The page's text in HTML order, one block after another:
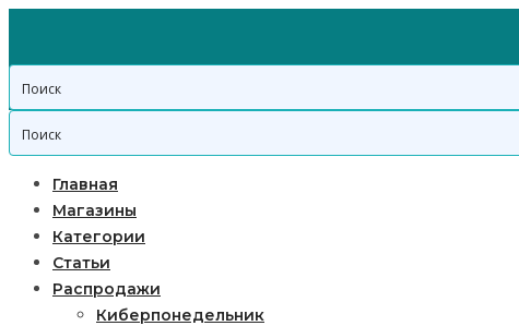
Главная
Магазины
Категории
Статьи
Распродажи
Киберпонедельник